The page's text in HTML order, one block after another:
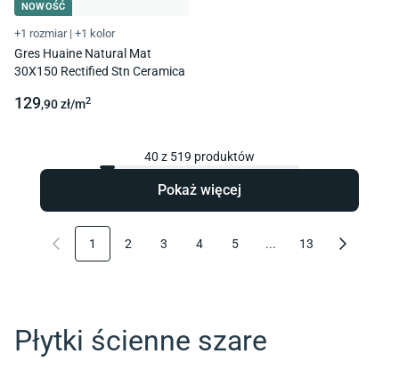
NOWOŚĆ
+1 rozmiar | +1 kolor
Gres Huaine Natural Mat
30X150 Rectified Stn Ceramica
129,90zł/m2
40 z 519 produktów
Pokaż więcej
1 2 3 4 5 ... 13
Płytki ścienne szare